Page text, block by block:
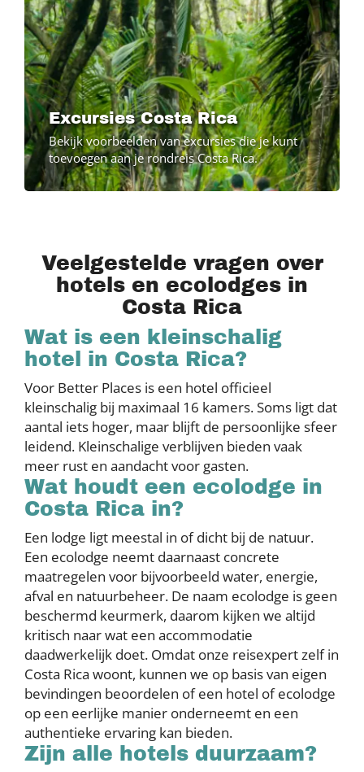
Excursies Costa Rica
Bekijk voorbeelden van excursies die je kunt
toevoegen aan je rondreis Costa Rica.
Veelgestelde vragen over
hotels en ecolodges in
Costa Rica
Wat is een kleinschalig
hotel in Costa Rica?
Voor Better Places is een hotel officieel
kleinschalig bij maximaal 16 kamers. Soms ligt dat
aantal iets hoger, maar blijft de persoonlijke sfeer
leidend. Kleinschalige verblijven bieden vaak
meer rust en aandacht voor gasten.
Wat houdt een ecolodge in
Costa Rica in?
Een lodge ligt meestal in of dicht bij de natuur.
Een ecolodge neemt daarnaast concrete
maatregelen voor bijvoorbeeld water, energie,
afval en natuurbeheer. De naam ecolodge is geen
beschermd keurmerk, daarom kijken we altijd
kritisch naar wat een accommodatie
daadwerkelijk doet. Omdat onze reisexpert zelf in
Costa Rica woont, kunnen we op basis van eigen
bevindingen beoordelen of een hotel of ecolodge
op een eerlijke manier onderneemt en een
authentieke ervaring kan bieden.
Zijn alle hotels duurzaam?